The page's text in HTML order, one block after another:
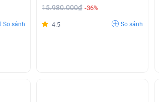
So sánh
15.980.000₫ -36%
4.5 So sánh